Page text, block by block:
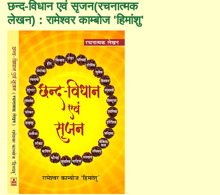
छन्द-विधान एवं सृजन(रचनात्मक
लेखन) : रामेश्वर काम्बोज 'हिमांशु'